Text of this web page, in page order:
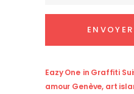
Eazy One in Graffiti
amour Genève, art